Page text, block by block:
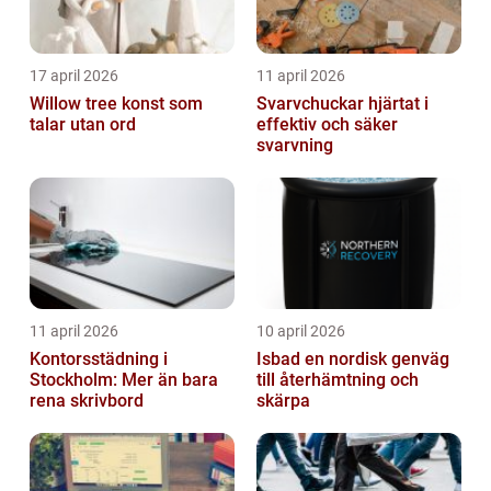
17 april 2026
Willow tree konst som
talar utan ord
11 april 2026
Svarvchuckar hjärtat i
effektiv och säker
svarvning
11 april 2026
Kontorsstädning i
Stockholm: Mer än bara
rena skrivbord
10 april 2026
Isbad en nordisk genväg
till återhämtning och
skärpa